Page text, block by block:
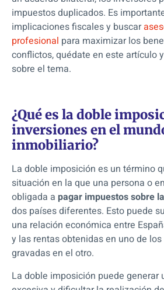
impuestos duplicados. Es
implicaciones fiscales y buscar
profesional para maximizar los
conflictos, quédate en este artículo
sobre el tema.
¿Qué es la doble
inversiones en el
inmobiliario?
La doble imposición es un término
situación en la que una persona o
obligada a pagar impuestos sobre
dos países diferentes. Esto puede
una relación económica entre
y las rentas obtenidas en uno de
gravadas en el otro.
La doble imposición puede generar